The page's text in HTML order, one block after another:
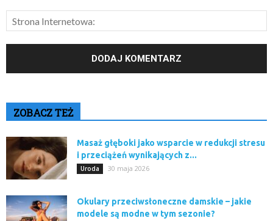
ZOBACZ TEŻ
Masaż głęboki jako wsparcie w redukcji stresu
i przeciążeń wynikających z...
Uroda 30 maja 2026
Okulary przeciwsłoneczne damskie – jakie
modele są modne w tym sezonie?